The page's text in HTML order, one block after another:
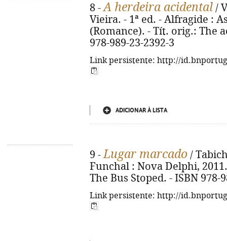
8 -A herdeira acidental /
Vieira. - 1ª ed. - Alfragide :
(Romance). - Tít. orig.: The
978-989-23-2392-3
Link persistente: http://
ADICIONAR À LISTA
9 -Lugar marcado /
Funchal : Nova Delphi,
The Bus Stoped. - ISBN 978-
Link persistente: http://